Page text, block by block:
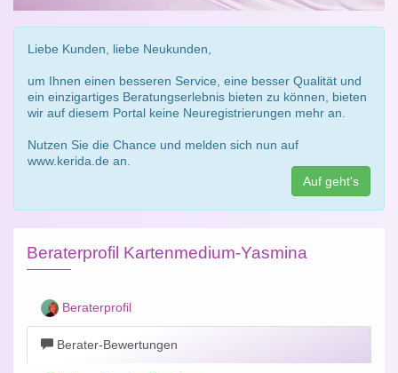
Liebe Kunden, liebe Neukunden,
um Ihnen einen besseren Service, eine besser Qualität und
ein einzigartiges Beratungserlebnis bieten zu können, bieten
wir auf diesem Portal keine Neuregistrierungen mehr an.
Nutzen Sie die Chance und melden sich nun auf
www.kerida.de an.
Auf geht's
Beraterprofil Kartenmedium-Yasmina
Beraterprofil
Berater-Bewertungen